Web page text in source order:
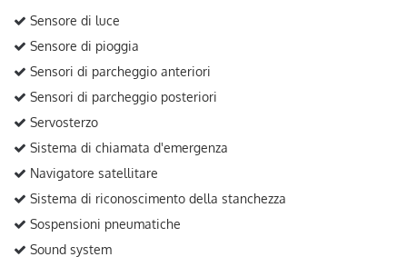
Sensore di luce
Sensore di pioggia
Sensori di parcheggio anteriori
Sensori di parcheggio posteriori
Servosterzo
Sistema di chiamata d'emergenza
Navigatore satellitare
Sistema di riconoscimento della stanchezza
Sospensioni pneumatiche
Sound system